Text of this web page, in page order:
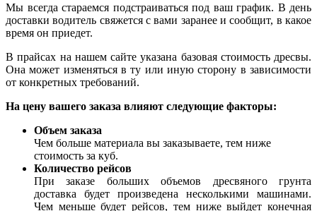
Мы всегда стараемся подстраиваться под ваш график. В день
доставки водитель свяжется с вами заранее и сообщит, в какое
время он приедет.
В прайсах на нашем сайте указана базовая стоимость дресвы.
Она может изменяться в ту или иную сторону в зависимости
от конкретных требований.
На цену вашего заказа влияют следующие факторы:
Объем заказа
Чем больше материала вы заказываете, тем ниже
стоимость за куб.
Количество рейсов
При заказе больших объемов дресвяного грунта
доставка будет произведена несколькими машинами.
Чем меньше будет рейсов, тем ниже выйдет конечная